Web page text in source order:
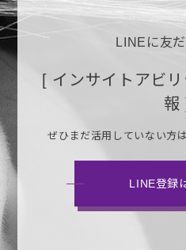
LINEに友
[ インサイトアビ
報
ぜひまだ活用していない方
LINE登録